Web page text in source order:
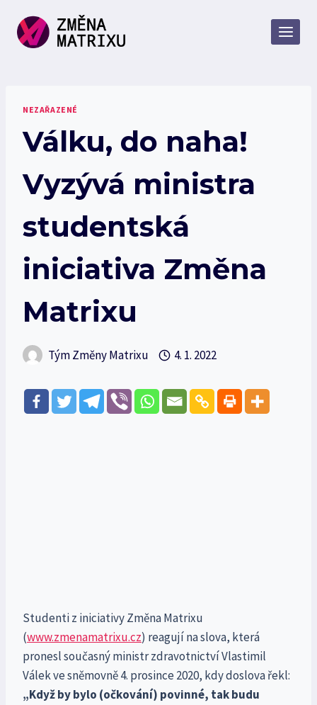
obsah
NEZAŘAZENÉ
Válku, do naha!
Vyzývá ministra
studentská
iniciativa Změna
Matrixu
Tým Změny Matrixu 4. 1. 2022
Studenti z iniciativy Změna Matrixu
(www.zmenamatrixu.cz) reagují na slova, která
pronesl současný ministr zdravotnictví Vlastimil
Válek ve sněmovně 4. prosince 2020, kdy doslova řekl:
„Když by bylo (očkování) povinné, tak budu